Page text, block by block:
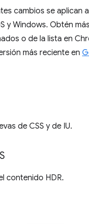
cambios se aplican
y Windows. Obtén
o de la lista en
más reciente en
de CSS y de IU.
contenido HDR.